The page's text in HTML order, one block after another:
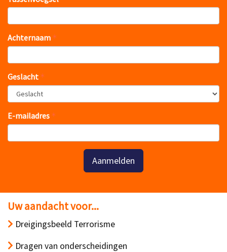
Achternaam
Geslacht
E-mailadres
Aanmelden
Uw aandacht voor...
Dreigingsbeeld Terrorisme
Dragen van onderscheidingen